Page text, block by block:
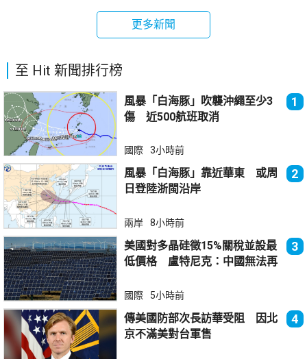
更多新聞
至 Hit 新聞排行榜
風暴「白海豚」吹襲沖繩至少3
傷 近500航班取消
1
國際 3小時前
風暴「白海豚」靠近華東 或周
日登陸浙閩沿岸
2
兩岸 8小時前
美國對多晶硅徵15%關稅並設最
低價格 盧特尼克：中國無法再
3
國際 5小時前
傳美國防部次長訪華受阻 因北
京不滿美對台軍售
4